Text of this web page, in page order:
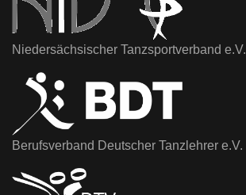
Niedersächsischer Tanzsportverband e.V.
Berufsverband Deutscher Tanzlehrer e.V.